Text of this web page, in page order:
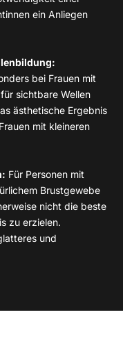
ein Anliegen
bei Frauen mit
sichtbare Wellen
ästhetische Ergebnis
mit kleineren
Für Personen mit
Brustgewebe
nicht die beste
zu erzielen.
und